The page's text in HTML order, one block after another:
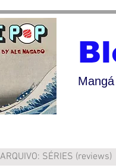
ARQUIVO: SÉRIES (reviews)